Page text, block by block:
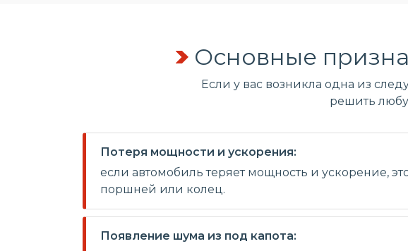
Основные
Если у вас возникла одна из
решить
Потеря мощности и ускорения:
если автомобиль теряет мощность и ускорение,
поршней или колец.
Появление шума из под капота: